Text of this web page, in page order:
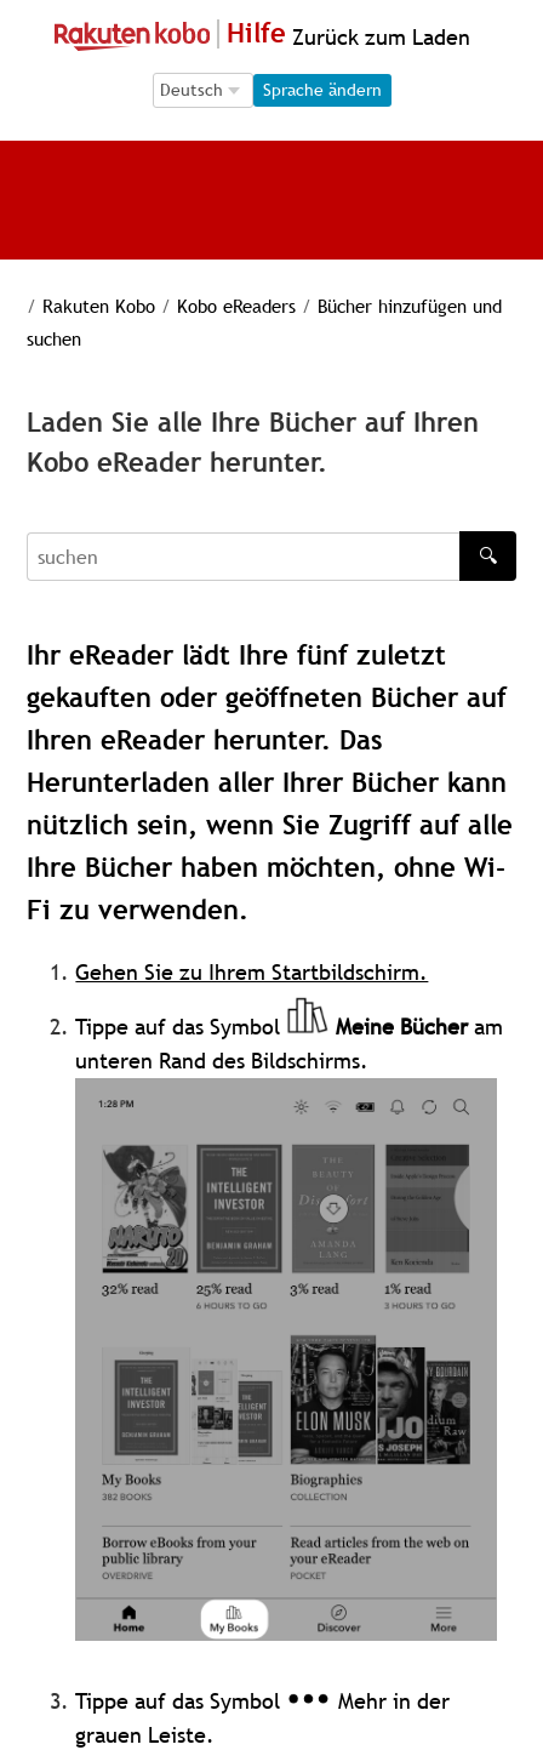
Hilfe Zurück zum Laden
Language Selection
Language Selection
Sprache ändern
/ Rakuten Kobo / Kobo eReaders / Bücher hinzufügen und
suchen
Laden Sie alle Ihre Bücher auf Ihren
Kobo eReader herunter.
recherche
🔍
Ihr eReader lädt Ihre fünf zuletzt
gekauften oder geöffneten Bücher auf
Ihren eReader herunter. Das
Herunterladen aller Ihrer Bücher kann
nützlich sein, wenn Sie Zugriff auf alle
Ihre Bücher haben möchten, ohne Wi-
Fi zu verwenden.
Gehen Sie zu Ihrem Startbildschirm.
Tippe auf das Symbol
Meine Bücheram
unteren Rand des Bildschirms.
Tippe auf das Symbol
Mehr in der
grauen Leiste.